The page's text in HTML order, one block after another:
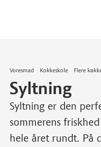
Voresmad Kokkeskole Flere
Syltning
Syltning er den
sommerens
hele året rundt. På